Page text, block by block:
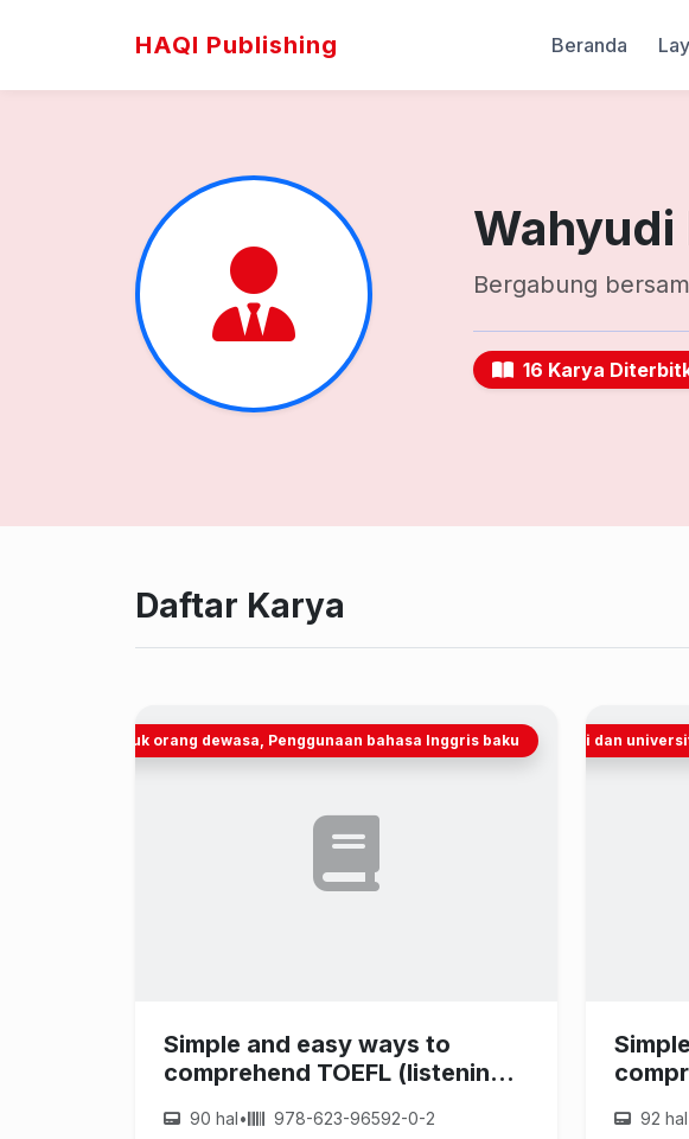
HAQI Publishing Beranda
Wahyudi
Bergabung
16 Karya
Daftar Karya
Pendidikan untuk orang dewasa, Penggunaan bahasa Inggris baku
Simple and easy ways to
comprehend TOEFL (listening
90 hal• 978-623-96592-0-2
Pendidikan tinggi dan
92 hal